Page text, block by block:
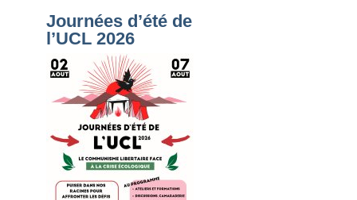
Journées d’été de
l’UCL 2026